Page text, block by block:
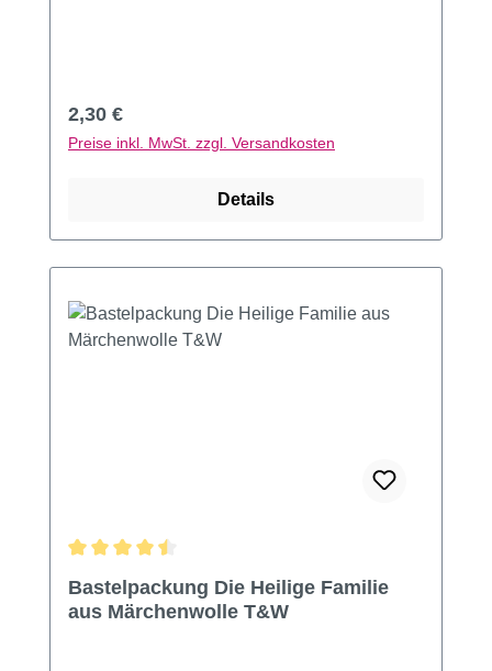
Regulärer Preis:
2,30 €
Preise inkl. MwSt. zzgl. Versandkosten
Details
Bastelpackung Die Heilige Familie
aus Märchenwolle T&W